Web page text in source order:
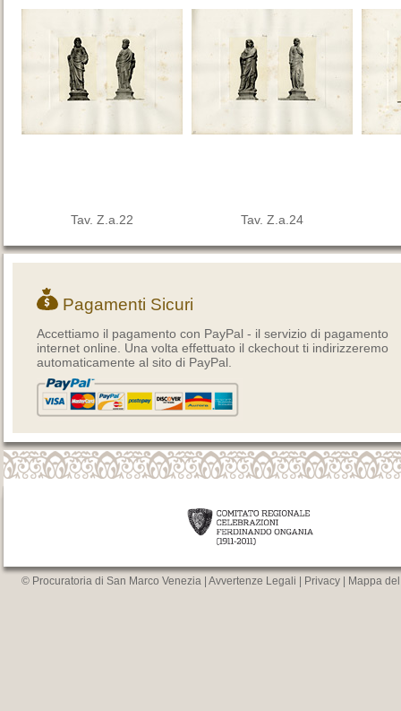
Tav. Z.a.22 Tav. Z.a.24
Pagamenti Sicuri
Accettiamo il pagamento con PayPal - il servizio di pagamento
internet online. Una volta effettuato il ckechout ti indirizzeremo
automaticamente al sito di PayPal.
© Procuratoria di San Marco Venezia | Avvertenze Legali Privacy Mappa